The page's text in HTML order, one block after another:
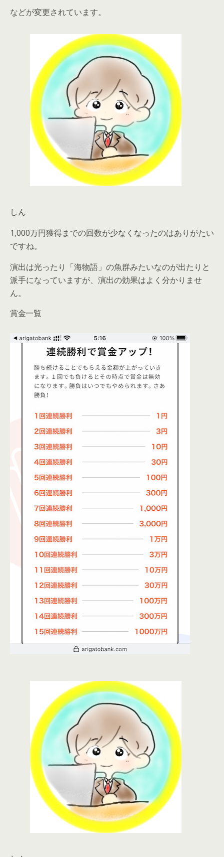
などが変更されています。
しん
1,000万円獲得までの回数が少なくなったのはありがたい
ですね。
演出は光ったり「海物語」の魚群みたいなのが出たりと
派手になっていますが、演出の効果はよく分かりませ
ん。
賞金一覧